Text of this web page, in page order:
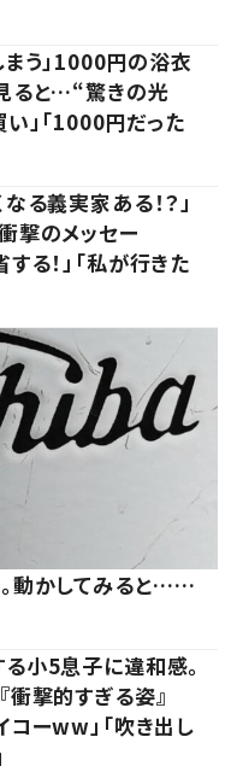
まう」1000円の浴衣
ると…“驚きの光
」「1000円だった
る義実家ある！？」
撃のメッセー
る！」「私が行きた
動かしてみると……
小5息子に違和感。
撃的すぎる姿』
ーww」「吹き出し